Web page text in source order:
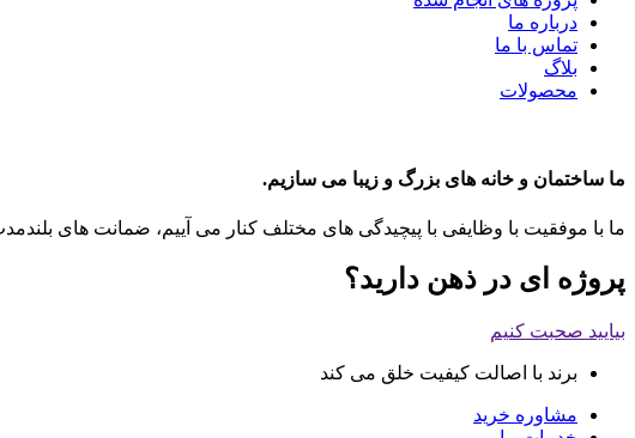
درباره ما
تماس با ما
بلاگ
محصولات
ما ساختمان و خانه های بزرگ و زیبا می سازیم.
ما با موفقیت با وظایفی با پیچیدگی های مختلف کنار می آییم، ضمانت های
پروژه ای در ذهن دارید؟
بیایید صحبت کنیم
برند با اصالت کیفیت خلق می کند
مشاوره خرید